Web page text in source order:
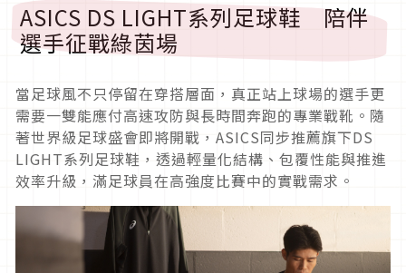
ASICS DS LIGHT系列足球鞋 陪伴
選手征戰綠茵場
當足球風不只停留在穿搭層面，真正站上球場的選手更
需要一雙能應付高速攻防與長時間奔跑的專業戰靴。隨
著世界級足球盛會即將開戰，ASICS同步推薦旗下DS
LIGHT系列足球鞋，透過輕量化結構、包覆性能與推進
效率升級，滿足球員在高強度比賽中的實戰需求。